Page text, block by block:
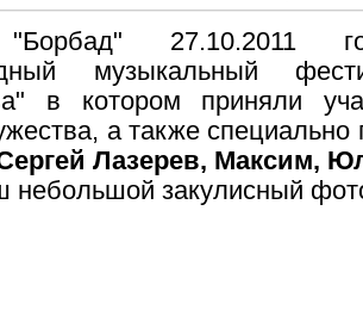
27.10.2011
музыкальный
в котором приняли
а также специально
Лазерев, Максим,
небольшой закулисный